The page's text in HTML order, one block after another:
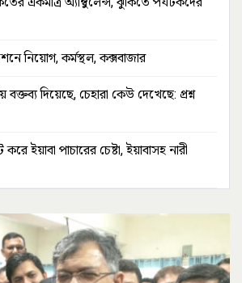
নিয়োগ, কর্মস্থল, কক্সবাজার
বক্তব্য দিয়েছে, চেহারা কেউ দেখেছে: প্রশ্ন
ইয়াবা পাচারের চেষ্টা, ইয়াবাসহ নারী